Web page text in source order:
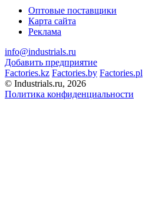
Оптовые поставщики
Карта сайта
Реклама
info@industrials.ru
Добавить предприятие
Factories.kz Factories.by Factories.pl
© Industrials.ru, 2026
Политика конфиденциальности